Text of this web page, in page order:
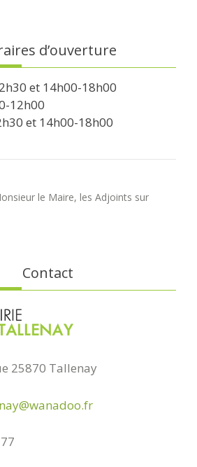
d’ouverture
et 14h00-18h00
12h00
et 14h00-18h00
le Maire, les Adjoints sur
Contact
25870 Tallenay